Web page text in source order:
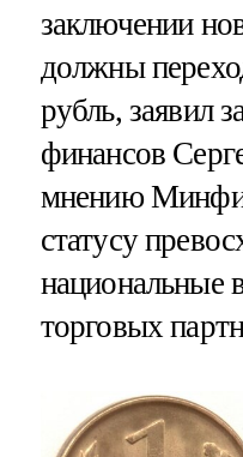
заключении
должны
рубль, заявил
финансов
мнению
статусу
национальные
торговых